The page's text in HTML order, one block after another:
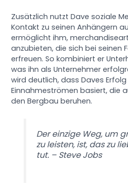
Zusätzlich nutzt Dave soziale
Kontakt zu seinen Anhängern
ermöglicht ihm,
anzubieten, die sich bei seinen
erfreuen. So kombiniert er
was ihn als Unternehmer
wird deutlich, dass Daves
Einnahmeströmen basiert, die
den Bergbau beruhen.
Der einzige Weg, um
zu leisten, ist, das zu
tut. – Steve Jobs